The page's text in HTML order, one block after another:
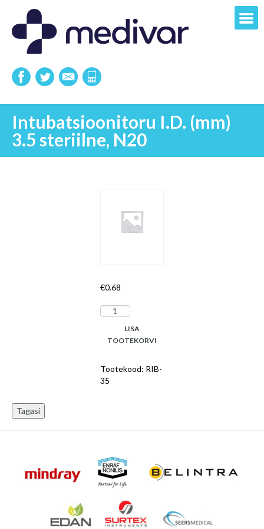
Intubatsioonitoru I.D. (mm)
3.5 steriilne, N20
€0.68
Intubatsioonitoru
3.5
N20
kogus
LISA
TOOTEKORVI
Tootekood: RIB-
35